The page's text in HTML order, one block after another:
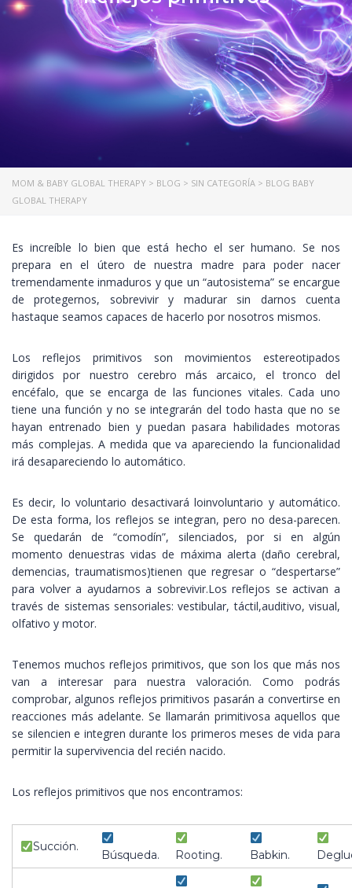
MOM & BABY GLOBAL THERAPY > BLOG > SIN CATEGORÍA > BLOG BABY
GLOBAL THERAPY
Es increíble lo bien que está hecho el ser humano. Se nos
prepara en el útero de nuestra madre para poder nacer
tremendamente inmaduros y que un “autosistema” se encargue
de protegernos, sobrevivir y madurar sin darnos cuenta
hastaque seamos capaces de hacerlo por nosotros mismos.
Los reflejos primitivos son movimientos estereotipados
dirigidos por nuestro cerebro más arcaico, el tronco del
encéfalo, que se encarga de las funciones vitales. Cada uno
tiene una función y no se integrarán del todo hasta que no se
hayan entrenado bien y puedan pasara habilidades motoras
más complejas. A medida que va apareciendo la funcionalidad
irá desapareciendo lo automático.
Es decir, lo voluntario desactivará loinvoluntario y automático.
De esta forma, los reflejos se integran, pero no desa-parecen.
Se quedarán de “comodín”, silenciados, por si en algún
momento denuestras vidas de máxima alerta (daño cerebral,
demencias, traumatismos)tienen que regresar o “despertarse”
para volver a ayudarnos a sobrevivir.Los reflejos se activan a
través de sistemas sensoriales: vestibular, táctil,auditivo, visual,
olfativo y motor.
Tenemos muchos reflejos primitivos, que son los que más nos
van a interesar para nuestra valoración. Como podrás
comprobar, algunos reflejos primitivos pasarán a convertirse en
reacciones más adelante. Se llamarán primitivosa aquellos que
se silencien e integren durante los primeros meses de vida para
permitir la supervivencia del recién nacido.
Los reflejos primitivos que nos encontramos:
Succión.
Búsqueda. Rooting. Babkin.